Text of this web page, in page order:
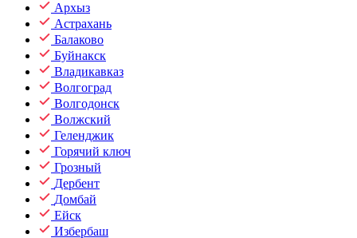
Архыз
Астрахань
Балаково
Буйнакск
Владикавказ
Волгоград
Волгодонск
Волжский
Геленджик
Горячий ключ
Грозный
Дербент
Домбай
Ейск
Избербаш